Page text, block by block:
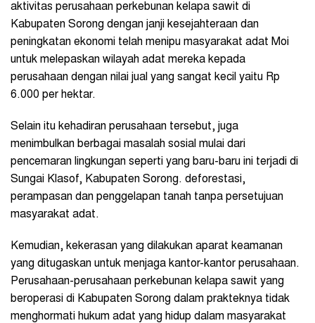
aktivitas perusahaan perkebunan kelapa sawit di
Kabupaten Sorong dengan janji kesejahteraan dan
peningkatan ekonomi telah menipu masyarakat adat Moi
untuk melepaskan wilayah adat mereka kepada
perusahaan dengan nilai jual yang sangat kecil yaitu Rp
6.000 per hektar.
Selain itu kehadiran perusahaan tersebut, juga
menimbulkan berbagai masalah sosial mulai dari
pencemaran lingkungan seperti yang baru-baru ini terjadi di
Sungai Klasof, Kabupaten Sorong. deforestasi,
perampasan dan penggelapan tanah tanpa persetujuan
masyarakat adat.
Kemudian, kekerasan yang dilakukan aparat keamanan
yang ditugaskan untuk menjaga kantor-kantor perusahaan.
Perusahaan-perusahaan perkebunan kelapa sawit yang
beroperasi di Kabupaten Sorong dalam prakteknya tidak
menghormati hukum adat yang hidup dalam masyarakat